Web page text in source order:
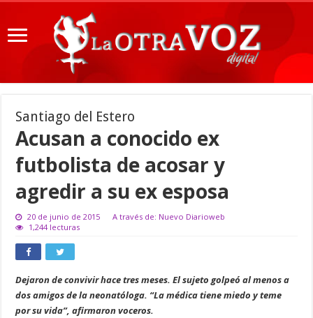
Santiago del Estero
Acusan a conocido ex
futbolista de acosar y
agredir a su ex esposa
20 de junio de 2015
A través de: Nuevo Diarioweb
1,244 lecturas
Dejaron de convivir hace tres meses. El sujeto golpeó al menos a
dos amigos de la neonatóloga. “La médica tiene miedo y teme
por su vida”, afirmaron voceros.